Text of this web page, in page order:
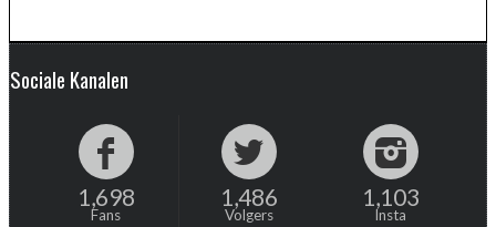
Sociale Kanalen
1,698
Fans
1,486
Volgers
1,103
Insta